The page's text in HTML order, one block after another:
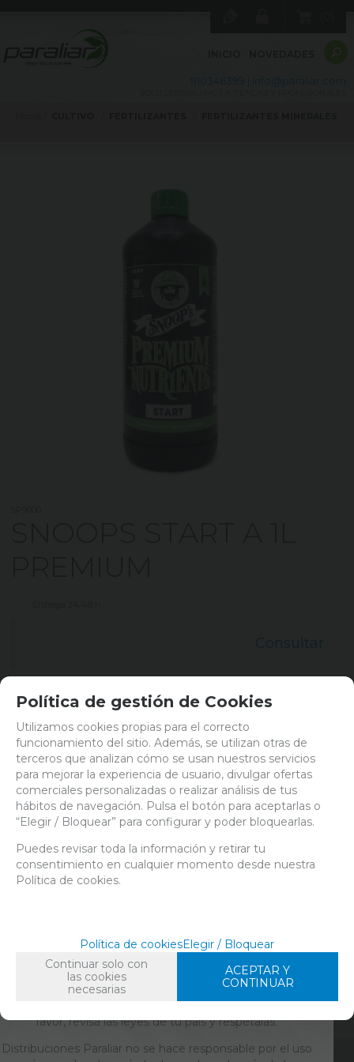
FAMILIAS RELACIONADAS
CULTIVO
FERTILIZANTES FERTILIZANTES MINERALES
FECHA DE LANZAMIENTO
Viernes, 16 Agosto 2019
Valorar
ACCESO EXCLUSIVO PARA ADULTOS
Contenido para personas de 18 años en adelante. Entrar
en www.paraliar.com se reserva para personas mayores
de edad. En España, la mayoría de edad son 18 años. Por
favor, revisa las leyes de tu país y respétalas.
Distribuciones Paraliar no se hace responsable por el uso
Política de gestión de Cookies
Utilizamos cookies propias para el correcto
funcionamiento del sitio. Además, se utilizan otras de
terceros que analizan cómo se usan nuestros servicios
para mejorar la experiencia de usuario, divulgar ofertas
comerciales personalizadas o realizar análisis de tus
hábitos de navegación. Pulsa el botón para aceptarlas o
“Elegir / Bloquear” para configurar y poder bloquearlas.
Puedes revisar toda la información y retirar tu
consentimiento en cualquier momento desde nuestra
Política de cookies.
Política de cookiesElegir / Bloquear
Continuar solo con
las cookies
necesarias
ACEPTAR Y
CONTINUAR